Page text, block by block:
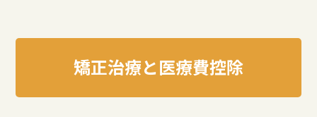
矯正治療と医療費控除